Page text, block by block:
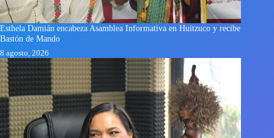
Esthela Damián encabeza Asamblea Informativa en Huitzuco y recibe
Bastón de Mando
8 agosto, 2026